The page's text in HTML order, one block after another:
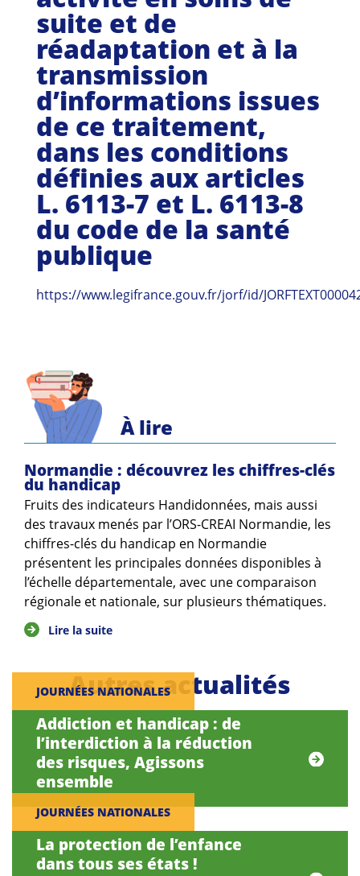
suite et de
réadaptation et à la
transmission
d’informations issues
de ce traitement,
dans les conditions
définies aux articles
L. 6113-7 et L. 6113-8
du code de la santé
publique
https://www.legifrance.gouv.fr/jorf/id/
À lire
Normandie : découvrez les chiffres-clés
du handicap
Fruits des indicateurs Handidonnées, mais aussi
des travaux menés par l’ORS-CREAI Normandie, les
chiffres-clés du handicap en Normandie
présentent les principales données disponibles à
l’échelle départementale, avec une comparaison
régionale et nationale, sur plusieurs thématiques.
Lire la suite
Autres actualités
JOURNÉES NATIONALES
Addiction et handicap : de
l’interdiction à la réduction
des risques, Agissons
ensemble
JOURNÉES NATIONALES
La protection de l’enfance
dans tous ses états !